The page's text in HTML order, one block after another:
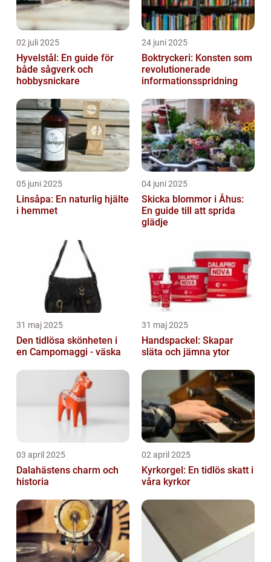
02 juli 2025
Hyvelstål: En guide för
både sågverk och
hobbysnickare
24 juni 2025
Boktryckeri: Konsten som
revolutionerade
informationsspridning
05 juni 2025
Linsåpa: En naturlig hjälte
i hemmet
04 juni 2025
Skicka blommor i Åhus:
En guide till att sprida
glädje
31 maj 2025
Den tidlösa skönheten i
en Campomaggi - väska
31 maj 2025
Handspackel: Skapar
släta och jämna ytor
03 april 2025
Dalahästens charm och
historia
02 april 2025
Kyrkorgel: En tidlös skatt i
våra kyrkor